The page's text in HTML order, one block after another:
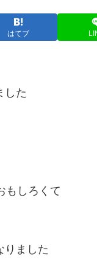
はてブ
した
もしろくて
りました